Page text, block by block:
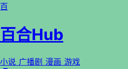
百
百合Hub
小说 广播剧 漫画 游戏